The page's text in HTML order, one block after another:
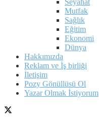
Mutfak
Sağlık
Eğitim
Ekonomi
Dünya
Hakkımızda
Reklam ve İş birliği
İletişim
Pozy Gönüllüsü Ol
Yazar Olmak İstiyorum